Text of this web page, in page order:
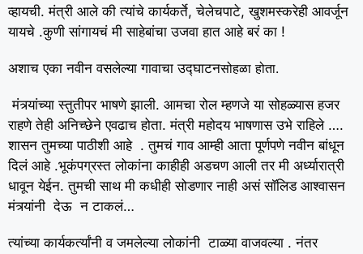
व्हायची. मंत्री आले की त्यांचे कार्यकर्ते, चेलेचपाटे, खुशमस्करेही आवर्जून
यायचे .कुणी सांगायचं मी साहेबांचा उजवा हात आहे बरं का !
अशाच एका नवीन वसलेल्या गावाचा उद्घाटनसोहळा होता.
मंत्र्यांच्या स्तुतीपर भाषणे झाली. आमचा रोल म्हणजे या सोहळ्यास हजर
राहणे तेही अनिच्छेने एवढाच होता. मंत्री महोदय भाषणास उभे राहिले ….
शासन तुमच्या पाठीशी आहे . तुमचं गाव आम्ही आता पूर्णपणे नवीन बांधून
दिलं आहे .भूकंपग्रस्त लोकांना काहीही अडचण आली तर मी अर्ध्यारात्री
धावून येईन. तुमची साथ मी कधीही सोडणार नाही असं साॅलिड आश्वासन
मंत्र्यांनी देऊ न टाकलं…
त्यांच्या कार्यकर्त्यांनी व जमलेल्या लोकांनी टाळ्या वाजवल्या . नंतर